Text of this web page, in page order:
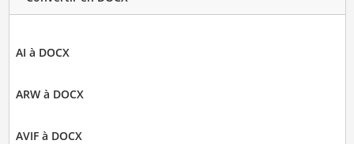
AI à DOCX
ARW à DOCX
AVIF à DOCX